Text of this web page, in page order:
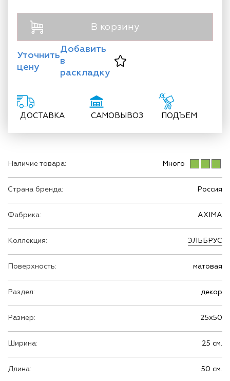
Наличие товара: Много
Страна бренда: Россия
Фабрика: AXIMA
Коллекция: ЭЛЬБРУС
Поверхность: матовая
Раздел: декор
Размер: 25х50
Ширина: 25 см.
Длина: 50 см.
В корзину
Уточнить
цену
Добавить
в
раскладку
ДОСТАВКА САМОВЫВОЗ ПОДЪЕМ